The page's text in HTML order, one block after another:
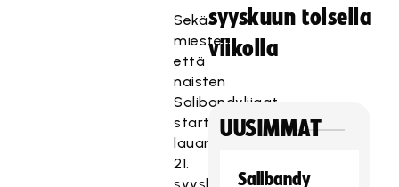
Sekä
miesten
että
naisten
Salibandyliigat
starttaavat
lauantaina
21.
syyskuun toisella
viikolla
UUSIMMAT
Salibandy